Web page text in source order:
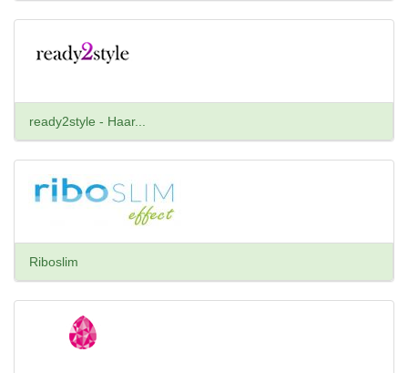
ready2style - Haar...
Riboslim